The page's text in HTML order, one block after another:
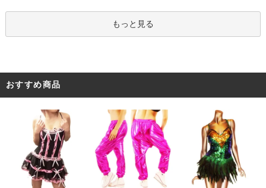
もっと見る
おすすめ商品